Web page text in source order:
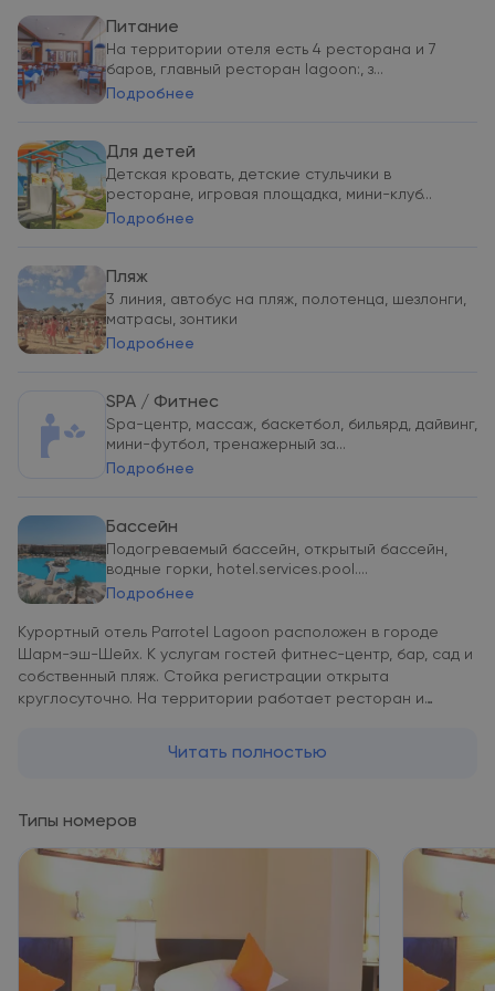
Питание
На территории отеля есть 4 ресторана и 7
баров, главный ресторан lagoon:, з...
Подробнее
Для детей
Детская кровать, детские стульчики в
ресторане, игровая площадка, мини-клуб...
Подробнее
Пляж
3 линия, автобус на пляж, полотенца, шезлонги,
матрасы, зонтики
Подробнее
SPA / Фитнес
Spa-центр, массаж, баскетбол, бильярд, дайвинг,
мини-футбол, тренажерный за...
Подробнее
Бассейн
Подогреваемый бассейн, открытый бассейн,
водные горки, hotel.services.pool....
Подробнее
Курортный отель Parrotel Lagoon расположен в городе
Шарм-эш-Шейх. К услугам гостей фитнес-центр, бар, сад и
собственный пляж. Стойка регистрации открыта
круглосуточно. На территории работает ресторан и
сауна. По вечерам организуется развлекательная
экраном и спутниковыми каналами. В распоряжении гостей
собственная ванная комната с бесплатными туалетно-
косметическими принадлежностями. В местах общего
пользования, у бассейна и во всех номерах
предоставляется бесплатный Wi-Fi. По утрам для гостей
курортного отеля Parrotel Lagoon сервируют завтрак
«шведский стол» и халяльный завтрак. В распоряжении
гостей лагуна, аквапарк и детский клуб. В отеле
Читать полностью
Типы номеров